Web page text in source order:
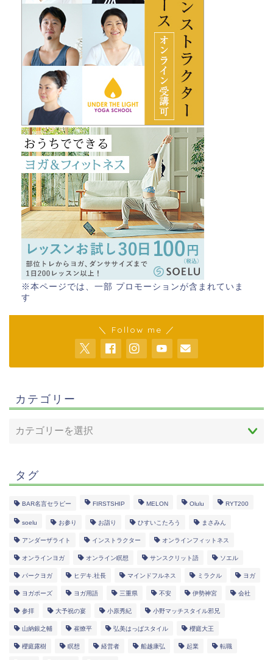
※本ページでは、一部 プロモーションが含まれていま
す
＼ Follow me ／
カテゴリー
タグ
BAR名言セラピー FIRSTSHIP MELON Olulu RYT200
soelu お参り お詣り ひすいこたろう まさみん
アンダーザライト インストラクター オンラインフィットネス
オンラインヨガ オンライン瞑想 サンスクリット語 ソエル
パークヨガ ヒデキ.社長 マインドフルネス ミラクル ヨガ
ヨガポーズ ヨガ用語 三重県 不安 伊勢神宮 会社
参拝 大予祝の宴 小原秀紀 小野マッチスタイル邪兄
山納銀之輔 崔燎平 弘美はっぱスタイル 櫻庭大王
櫻庭露樹 瞑想 経営者 船越康弘 起業 転職